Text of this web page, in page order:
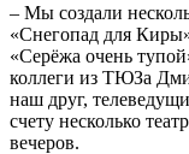
– Мы создали
«Снегопад для
«Серёжа очень
коллеги из ТЮЗа
наш друг,
счету несколько
вечеров.